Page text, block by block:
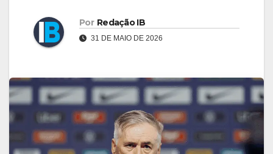
Por Redação IB
31 DE MAIO DE 2026